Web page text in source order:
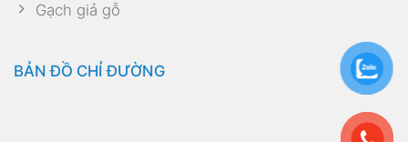
Gạch giả gỗ
BẢN ĐỒ CHỈ ĐƯỜNG